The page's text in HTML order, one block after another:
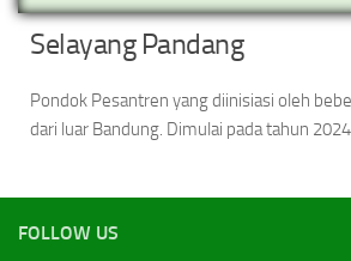
Selayang Pandang
Pondok Pesantren yang diinisiasi oleh
dari luar Bandung. Dimulai pada tahun 2024
FOLLOW US